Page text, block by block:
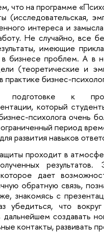
что на программе
(исследовательская,
интереса и
Не случайно, все
имеющие
бизнесе проблем. А в
(теоретические и
практике бизнес-
подготовке к
который
психолога очень
период
развития навыков
проходит в
дает
обратную связь,
знакомясь с
убедиться, что
дальнейшем создавать
контакты, развивать